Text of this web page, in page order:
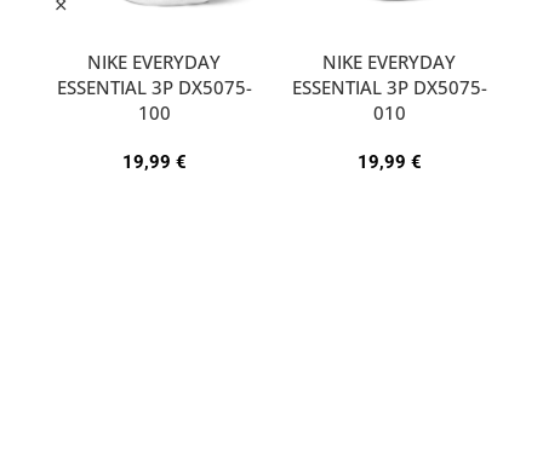
NIKE EVERYDAY
ESSENTIAL 3P DX5075-
100
19,99 €
NIKE EVERYDAY
ESSENTIAL 3P DX5075-
010
19,99 €